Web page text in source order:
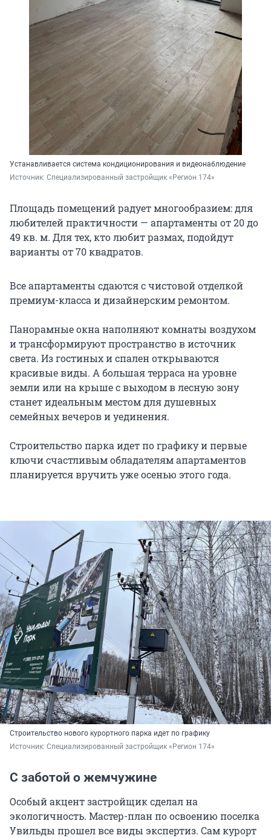
Устанавливается система кондиционирования и видеонаблюдение
Источник: Специализированный застройщик «Регион 174»
Площадь помещений радует многообразием: для
любителей практичности — апартаменты от 20 до
49 кв. м. Для тех, кто любит размах, подойдут
варианты от 70 квадратов.
Все апартаменты сдаются с чистовой отделкой
премиум-класса и дизайнерским ремонтом.
Панорамные окна наполняют комнаты воздухом
и трансформируют пространство в источник
света. Из гостиных и спален открываются
красивые виды. А большая терраса на уровне
земли или на крыше с выходом в лесную зону
станет идеальным местом для душевных
семейных вечеров и уединения.
Строительство парка идет по графику и первые
ключи счастливым обладателям апартаментов
планируется вручить уже осенью этого года.
Строительство нового курортного парка идет по графику
Источник: Специализированный застройщик «Регион 174»
С заботой о жемчужине
Особый акцент застройщик сделал на
экологичность. Мастер-план по освоению поселка
Увильды прошел все виды экспертиз. Сам курорт